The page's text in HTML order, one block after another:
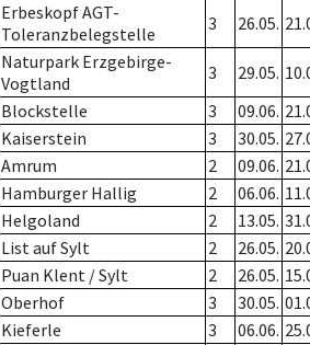
Erbeskopf AGT-
Toleranzbelegstelle
3 26.05.
Naturpark Erzgebirge-
Vogtland
3 29.05.
Blockstelle 3 09.06.
Kaiserstein 3 30.05.
Amrum 2 09.06.
Hamburger Hallig 2 06.06.
Helgoland 2 13.05.
List auf Sylt 2 26.05.
Puan Klent / Sylt 2 26.05.
Oberhof 3 30.05.
Kieferle 3 06.06.